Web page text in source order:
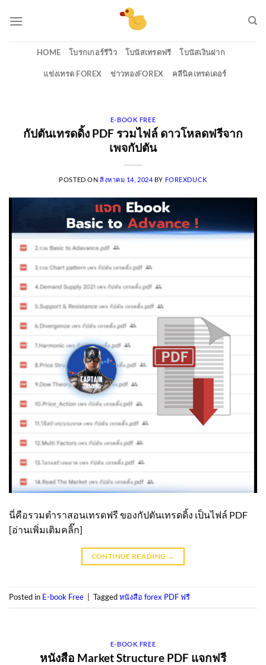
HOME โบรกเกอร์รีวิว โบนัสเทรดฟรี โบนัสเงินฝาก
แข่งเทรด FOREX ข่าวทองFOREX คลีนิคเทรดเดอร์
E-BOOK FREE
กัปตันเทรดดิ้ง PDF รวมไฟล์ ดาวโหลดฟรีจาก
เพจกัปตัน
POSTED ON สิงหาคม 14, 2024 BY FOREXDUCK
นี่คือรวมตำราสอนเทรดฟรี ของกัปตันเทรดดิ้ง เป็นไฟล์ PDF
[อ่านเพิ่มเติมคลิ๊ก]
CONTINUE READING →
Posted in E-book Free Taggedหนังสือ forex PDF ฟรี
E-BOOK FREE
หนังสือ Market Structure PDF แจกฟรี